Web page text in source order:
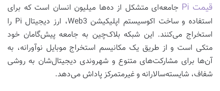
قیمت Pi
جامعه‌ای متشکل از ده‌ها میلیون انسان است که برای
استفاده و ساخت اکوسیستم اپلیکیشن Web3، ارز دیجیتال Pi را
استخراج می‌کنند. این شبکه بلاک‌چین به جامعه پیش‌گامان خود
متکی است و از طریق یک مکانیسم استخراج موبایل نوآورانه، به
آن‌ها برای مشارکت‌های متنوع و شهروندی دیجیتال‌شان به روشی
شفاف، شایسته‌سالارانه و غیرمتمرکز پاداش می‌دهد.